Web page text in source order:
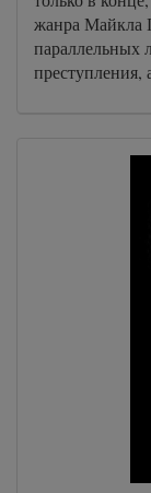
жанра Майкла
параллельных
преступления,